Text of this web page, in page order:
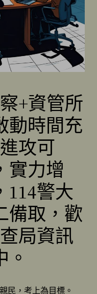
+資管所
動時間充
攻可
實力增
114警大
備取，歡
局資訊
民，考上為目標。